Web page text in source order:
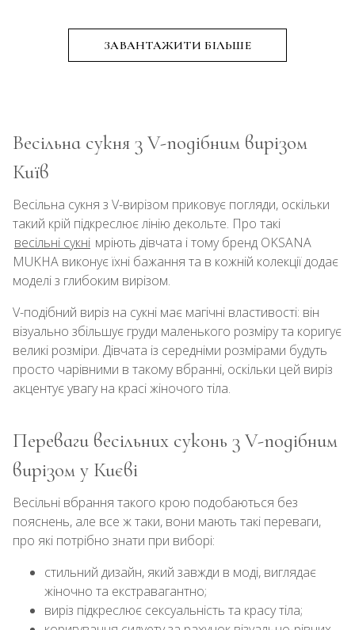
Весільна сукня з V-подібним вирізом
Київ
Весільна сукня з V-вирізом приковує погляди, оскільки
такий крій підкреслює лінію декольте. Про такі
весільні сукні мріють дівчата і тому бренд OKSANA
MUKHA виконує їхні бажання та в кожній колекції додає
моделі з глибоким вирізом.
V-подібний виріз на сукні має магічні властивості: він
візуально збільшує груди маленького розміру та коригує
великі розміри. Дівчата із середніми розмірами будуть
просто чарівними в такому вбранні, оскільки цей виріз
акцентує увагу на красі жіночого тіла.
Переваги весільних суконь з V-подібним
вирізом у Києві
Весільні вбрання такого крою подобаються без
пояснень, але все ж таки, вони мають такі переваги,
про які потрібно знати при виборі:
стильний дизайн, який завжди в моді, виглядає
жіночно та екстравагантно;
виріз підкреслює сексуальність та красу тіла;